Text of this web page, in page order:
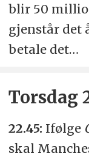
blir 50
gjenstår det
betale det…
Torsdag
22.45: Ifølge
skal